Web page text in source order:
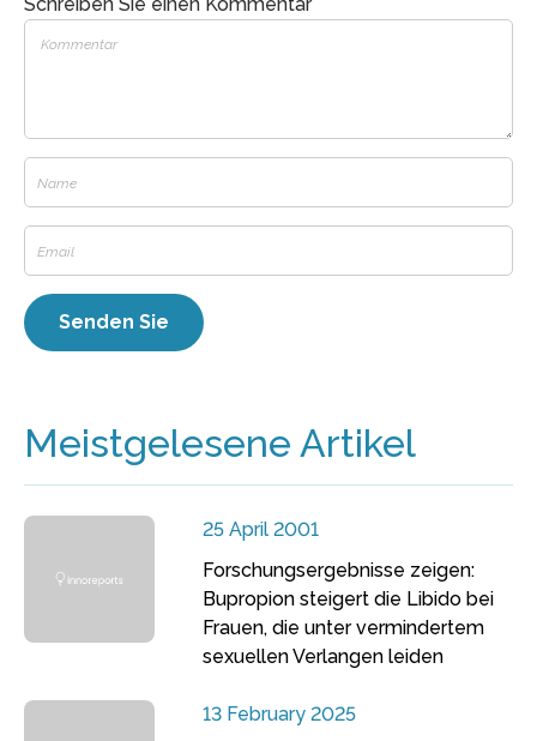
Meistgelesene Artikel
25 April 2001
Forschungsergebnisse zeigen:
Bupropion steigert die Libido bei
Frauen, die unter vermindertem
sexuellen Verlangen leiden
13 February 2025